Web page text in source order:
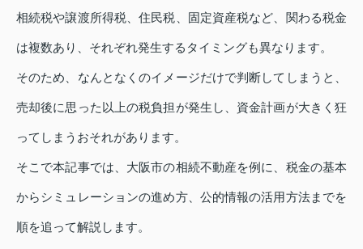
相続税や譲渡所得税、住民税、固定資産税など、関わる税金
は複数あり、それぞれ発生するタイミングも異なります。
そのため、なんとなくのイメージだけで判断してしまうと、
売却後に思った以上の税負担が発生し、資金計画が大きく狂
ってしまうおそれがあります。
そこで本記事では、大阪市の相続不動産を例に、税金の基本
からシミュレーションの進め方、公的情報の活用方法までを
順を追って解説します。